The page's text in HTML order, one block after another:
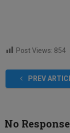
Post Views: 854
PREV
No